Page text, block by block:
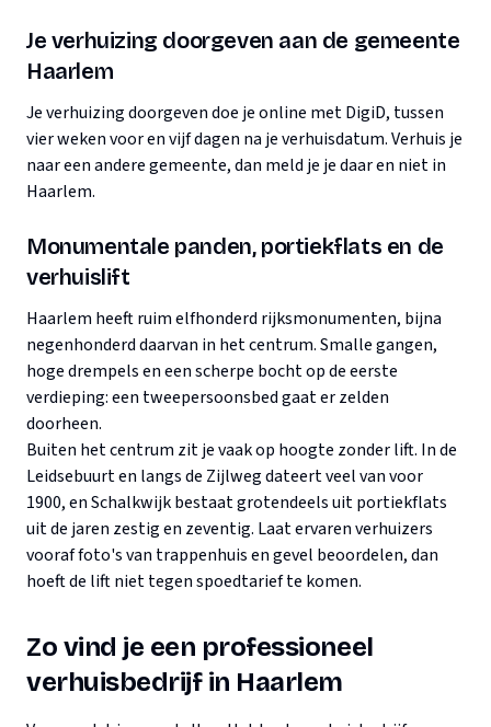
Je verhuizing doorgeven aan de gemeente
Haarlem
Je verhuizing doorgeven doe je online met DigiD, tussen
vier weken voor en vijf dagen na je verhuisdatum. Verhuis je
naar een andere gemeente, dan meld je je daar en niet in
Haarlem.
Monumentale panden, portiekflats en de
verhuislift
Haarlem heeft ruim elfhonderd rijksmonumenten, bijna
negenhonderd daarvan in het centrum. Smalle gangen,
hoge drempels en een scherpe bocht op de eerste
verdieping: een tweepersoonsbed gaat er zelden
doorheen.
Buiten het centrum zit je vaak op hoogte zonder lift. In de
Leidsebuurt en langs de Zijlweg dateert veel van voor
1900, en Schalkwijk bestaat grotendeels uit portiekflats
uit de jaren zestig en zeventig. Laat ervaren verhuizers
vooraf foto's van trappenhuis en gevel beoordelen, dan
hoeft de lift niet tegen spoedtarief te komen.
Zo vind je een professioneel
verhuisbedrijf in Haarlem